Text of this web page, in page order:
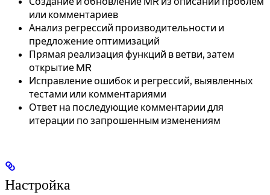
или комментариев
Анализ регрессий производительности и
предложение оптимизаций
Прямая реализация функций в ветви, затем
открытие MR
Исправление ошибок и регрессий, выявленных
тестами или комментариями
Ответ на последующие комментарии для
итерации по запрошенным изменениям
Настройка